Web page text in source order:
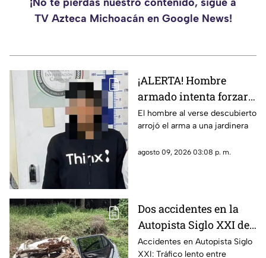
TV Azteca Michoacán en Google News!
¡ALERTA! Hombre
armado intenta forzar
un domicilio en
Morelia
El hombre al verse descubierto
arrojó el arma a una jardinera
agosto 09, 2026 03:08 p. m.
Dos accidentes en la
Autopista Siglo XXI de
Michoacán
Accidentes en Autopista Siglo
XXI: Tráfico lento entre